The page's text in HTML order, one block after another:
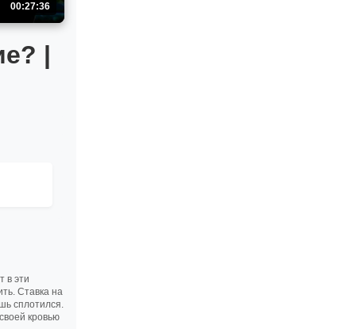
00:27:36
|
в эти
Ставка на
сплотился.
кровью